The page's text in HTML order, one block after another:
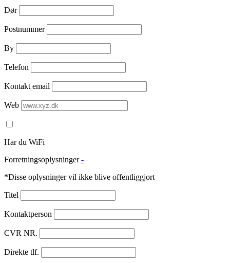
Dør
Postnummer
By
Telefon
Kontakt email
Web
Har du WiFi
Forretningsoplysninger -
*Disse oplysninger vil ikke blive offentliggjort
Titel
Kontaktperson
CVR NR.
Direkte tlf.